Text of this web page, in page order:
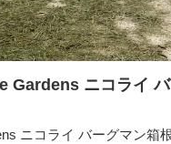
ニコライ
ニコライ バーグマン箱